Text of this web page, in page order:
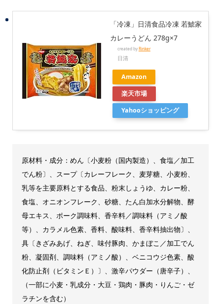
「冷凍」日清食品冷凍 若鯱家
カレーうどん 278g×7
created byRinker
日清
Amazon
楽天市場
Yahooショッピング
原材料・成分：めん〔小麦粉（国内製造）、食塩／加工
でん粉〕、スープ〔カレーフレーク、麦芽糖、小麦粉、
乳等を主要原料とする食品、粉末しょうゆ、カレー粉、
食塩、オニオンフレーク、砂糖、たん白加水分解物、酵
母エキス、ポーク調味料、香辛料／調味料（アミノ酸
等）、カラメル色素、香料、酸味料、香辛料抽出物〕、
具〔きざみあげ、ねぎ、味付豚肉、かまぼこ／加工でん
粉、凝固剤、調味料（アミノ酸）、ベニコウジ色素、酸
化防止剤（ビタミンＥ）〕、激辛パウダー（唐辛子）、
（一部に小麦・乳成分・大豆・鶏肉・豚肉・りんご・ゼ
ラチンを含む）